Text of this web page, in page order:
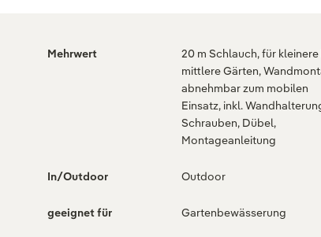
Mehrwert
20 m Schlauch, für kleinere
mittlere Gärten,
abnehmbar zum mobilen
Einsatz, inkl.
Schrauben, Dübel,
Montageanleitung
In/Outdoor Outdoor
geeignet für Gartenbewässerung